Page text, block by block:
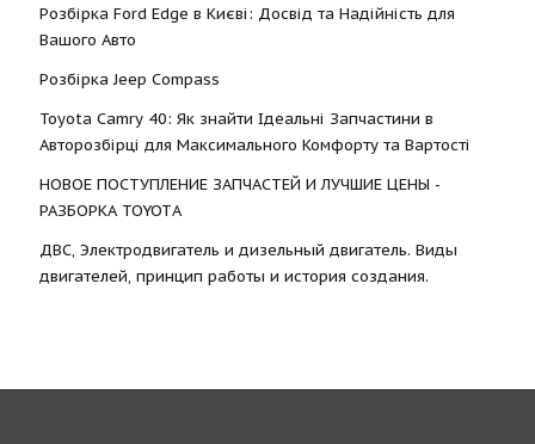
Розбірка Ford Edge в Києві: Досвід та Надійність для
Вашого Авто
Розбірка Jeep Compass
Toyota Camry 40: Як знайти Ідеальні Запчастини в
Авторозбірці для Максимального Комфорту та Вартості
НОВОЕ ПОСТУПЛЕНИЕ ЗАПЧАСТЕЙ И ЛУЧШИЕ ЦЕНЫ -
РАЗБОРКА TOYOTА
ДВС, Электродвигатель и дизельный двигатель. Виды
двигателей, принцип работы и история создания.